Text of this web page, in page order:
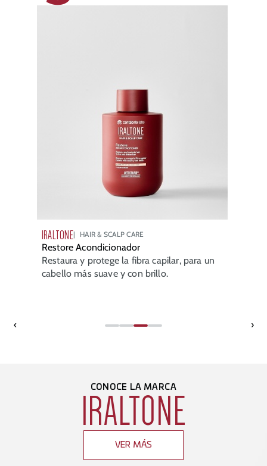
IRALTONE HAIR & SCALP CARE
Restore Acondicionador
Restaura y protege la fibra capilar, para un
cabello más suave y con brillo.
‹ ›
CONOCE LA MARCA
IRALTONE
VER MÁS